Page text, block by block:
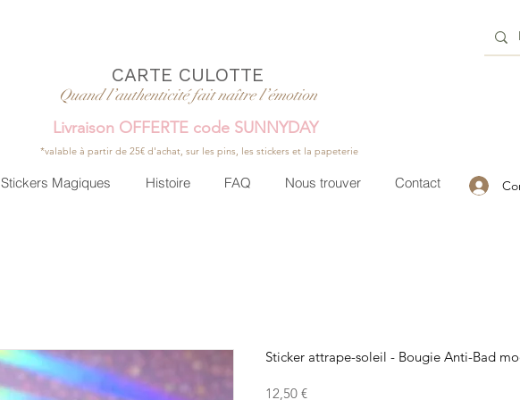
CARTE CULOTTE
Quand l’authenticité fait naître l’émotion
Livraison OFFERTE code SUNNYDAY
*valable à partir de 25€ d'achat, sur les pins, les stickers et la papeterie
Stickers Magiques Histoire FAQ Nous trouver Contact
Sticker attrape-soleil - Bougie Anti-Bad
12,50 €Prix